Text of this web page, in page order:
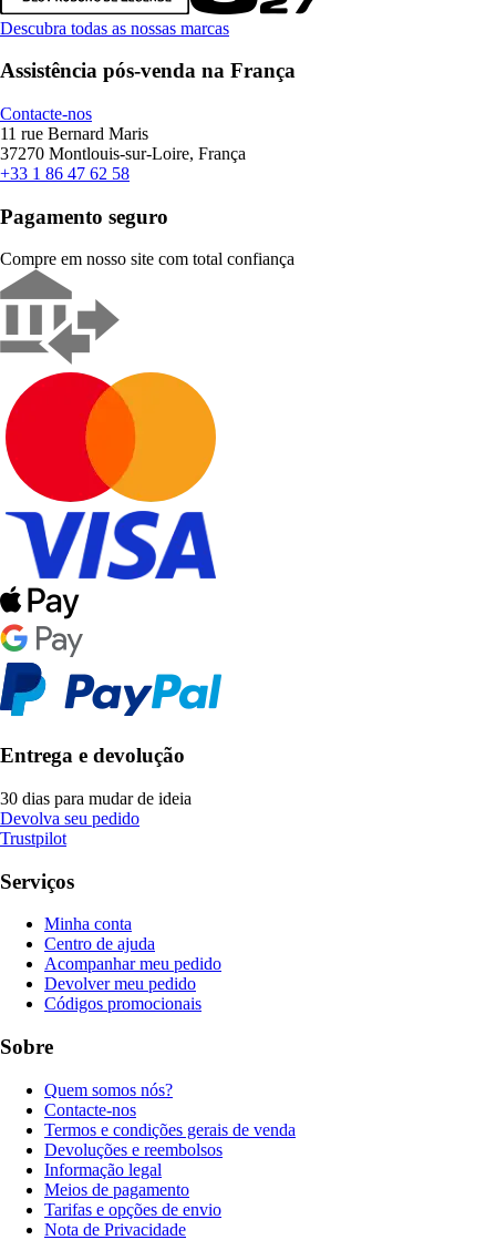
Descubra todas as nossas marcas
Assistência pós-venda na França
Contacte-nos
11 rue Bernard Maris
37270 Montlouis-sur-Loire, França
+33 1 86 47 62 58
Pagamento seguro
Compre em nosso site com total confiança
Entrega e devolução
30 dias para mudar de ideia
Devolva seu pedido
Trustpilot
Serviços
Minha conta
Centro de ajuda
Acompanhar meu pedido
Devolver meu pedido
Códigos promocionais
Sobre
Quem somos nós?
Contacte-nos
Termos e condições gerais de venda
Devoluções e reembolsos
Informação legal
Meios de pagamento
Tarifas e opções de envio
Nota de Privacidade